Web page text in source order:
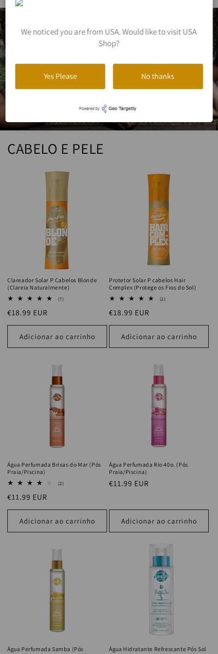
CABELO E PELE
Clareador Solar P Cabelos Blonde
(Clareia Naturalmente)
(7)
Preço
normal
€18.99 EUR
Adicionar ao carrinho
Protetor Solar P cabelos Hair
Complex (Protege os Fios do Sol)
(2)
Preço
normal
€18.99 EUR
Adicionar ao carrinho
Água Perfumada Brisas do Mar (Pós
Praia/Piscina)
(2)
Preço
normal
€11.99 EUR
Adicionar ao carrinho
Água Perfumada Rio 40o. (Pós
Praia/Piscina)
Preço
€11.99 EUR
Adicionar ao carrinho
Água Perfumada Samba (Pós
Água Hidratante Refrescante Pós Sol
We noticed you are from USA. Would like to visit USA
Shop?
Yes Please No thanks